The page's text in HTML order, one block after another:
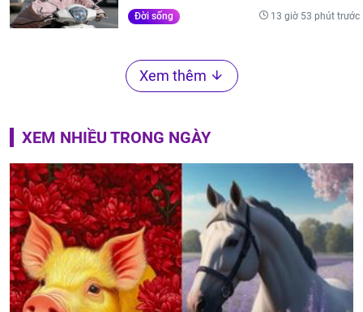
Đời sống 13 giờ 53 phút trước
Xem thêm
XEM NHIỀU TRONG NGÀY